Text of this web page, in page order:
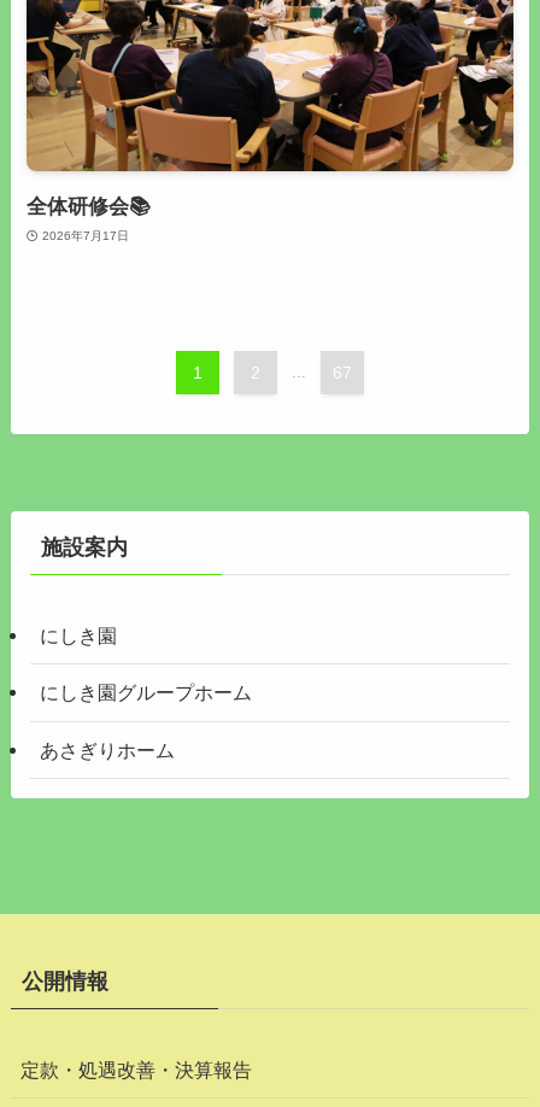
全体研修会📚
2026年7月17日
1 2 ... 67
施設案内
にしき園
にしき園グループホーム
あさぎりホーム
公開情報
定款・処遇改善・決算報告